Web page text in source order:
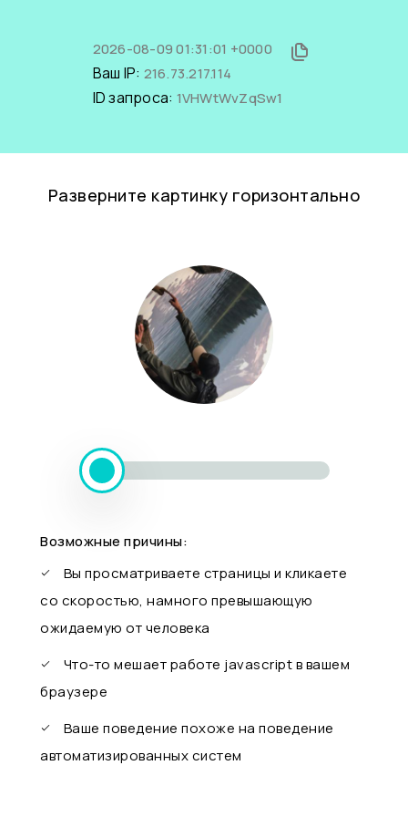
2026-08-09 01:31:01 +0000
Ваш IP: 216.73.217.114
ID запроса: 1VHWtWvZqSw1
Разверните картинку горизонтально
Возможные причины:
Вы просматриваете страницы и кликаете
со скоростью, намного превышающую
ожидаемую от человека
Что-то мешает работе javascript в вашем
браузере
Ваше поведение похоже на поведение
автоматизированных систем